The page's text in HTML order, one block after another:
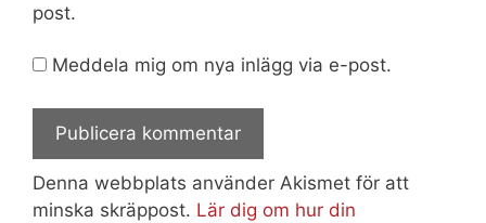
post.
Meddela mig om nya inlägg via e-post.
Denna webbplats använder Akismet för att
minska skräppost. Lär dig om hur din